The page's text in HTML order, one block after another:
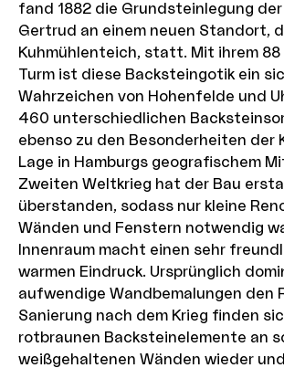
fand 1882 die Grundsteinlegung
Gertrud an einem neuen Standort,
Kuhmühlenteich, statt. Mit ihrem 88
Turm ist diese Backsteingotik ein
Wahrzeichen von Hohenfelde und
460 unterschiedlichen
ebenso zu den Besonderheiten der
Lage in Hamburgs geografischem
Zweiten Weltkrieg hat der Bau
überstanden, sodass nur kleine
Wänden und Fenstern notwendig
Innenraum macht einen sehr
warmen Eindruck. Ursprünglich
aufwendige Wandbemalungen den
Sanierung nach dem Krieg finden
rotbraunen Backsteinelemente an
weißgehaltenen Wänden wieder